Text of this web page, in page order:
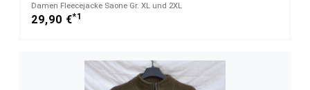
Damen Fleecejacke Saone Gr. XL und 2XL
29,90 €*1